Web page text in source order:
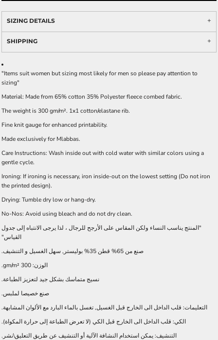
SIZING DETAILS
SHIPPING
"Items suit women but sizing most likely for men so please pay attention to
sizing"
Material: Made from 65% cotton 35% Polyester fleece combed fabric.
The weight is 300 gm/m². 1x1 cotton/elastane rib.
Fine knit gauge for enhanced printability.
Made exclusively for Mlabbas.
Care Instructions: Wash inside out with cold water with similar colors using a
gentle cycle.
Ironing: If ironing is necessary, iron inside-out on the lowest setting (Do not iron
the printed design).
Drying: Tumble dry low or hang-dry.
No-Nos: Avoid using bleach and do not dry clean.
"المنتج يناسب النساء ولكن المقاس على الأرجح للرجال ، لذا يرجى الانتباه إلى جدول
القياس"
صنع من 65% قطن 35% بوليستر, سهل الغسيل و التنشيف.
الوزن: 300 gm/m².
نسيج متماسك بشكل جيد لتعزيز الطباعة.
صنع خصيصا لملبس.
التعليمات: قلب الداخل الى الخارج قبل الغسيل, تغسل بالماء البارد مع الألوان المشابهة.
الكي: قلب الداخل الى الخارج قبل الكي (لا تعرض الطباعة إلى حرارة المكواة).
التنشيف: يمكن استخدام النشافة الآلية أو التنشيف عن طريق التعليق\نشر.